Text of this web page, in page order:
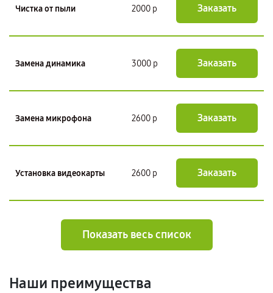
Чистка от пыли 2000 р Заказать
Замена динамика 3000 р Заказать
Замена микрофона 2600 р Заказать
Установка видеокарты 2600 р Заказать
Показать весь список
Наши преимущества